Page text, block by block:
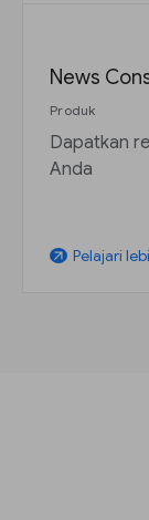
News
Produk
Dapatkan
Anda
arrow_outward Pelajari